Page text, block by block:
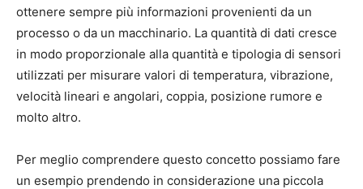
ottenere sempre più informazioni provenienti da un
processo o da un macchinario. La quantità di dati cresce
in modo proporzionale alla quantità e tipologia di sensori
utilizzati per misurare valori di temperatura, vibrazione,
velocità lineari e angolari, coppia, posizione rumore e
molto altro.
Per meglio comprendere questo concetto possiamo fare
un esempio prendendo in considerazione una piccola